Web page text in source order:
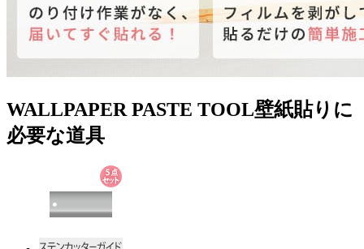
WALLPAPER PASTE TOOL壁紙貼りに
必要な道具